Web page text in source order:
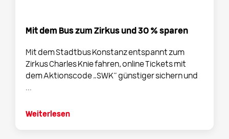
Mit dem Bus zum Zirkus und 30 % sparen
Mit dem Stadtbus Konstanz entspannt zum
Zirkus Charles Knie fahren, online Tickets mit
dem Aktionscode „SWK“ günstiger sichern und
...
Weiterlesen